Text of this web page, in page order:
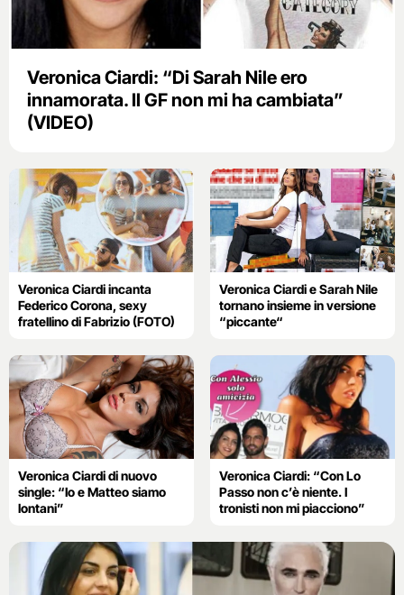
Veronica Ciardi: “Di Sarah Nile ero
innamorata. Il GF non mi ha cambiata”
(VIDEO)
Veronica Ciardi incanta
Federico Corona, sexy
fratellino di Fabrizio (FOTO)
Veronica Ciardi e Sarah Nile
tornano insieme in versione
“piccante“
Veronica Ciardi di nuovo
single: “Io e Matteo siamo
lontani”
Veronica Ciardi: “Con Lo
Passo non c’è niente. I
tronisti non mi piacciono”